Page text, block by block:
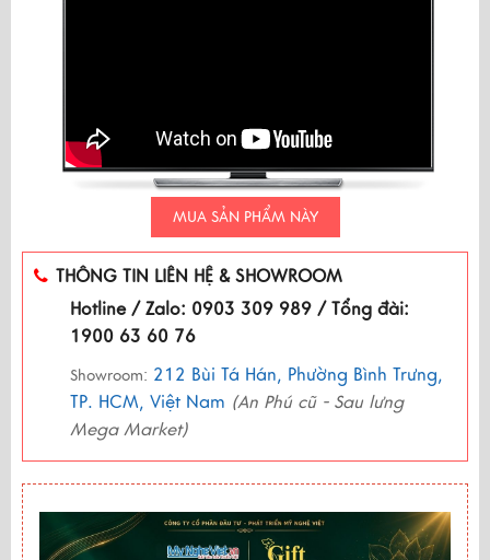
MUA SẢN PHẨM NÀY
THÔNG TIN LIÊN HỆ & SHOWROOM
Hotline / Zalo: 0903 309 989 / Tổng đài:
1900 63 60 76
Showroom: 212 Bùi Tá Hán, Phường Bình Trưng,
TP. HCM, Việt Nam (An Phú cũ - Sau lưng
Mega Market)